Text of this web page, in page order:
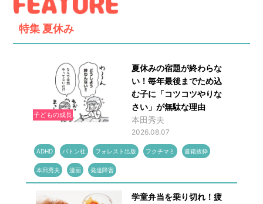
特集 夏休み
子どもの成長
夏休みの宿題が終わらな
い！毎年最後までため込
む子に「コツコツやりな
さい」が無駄な理由
本田秀夫
2026.08.07
ADHD バトン社 フォレスト出版 フクチマミ 書籍抜粋
本田秀夫 漫画 発達障害
学童弁当を乗り切れ！疲